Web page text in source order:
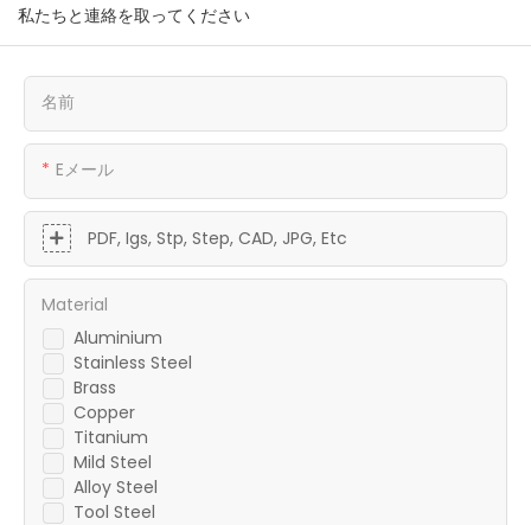
私たちと連絡を取ってください
名前
Eメール
PDF, Igs, Stp, Step, CAD, JPG, Etc
Aluminium
Stainless Steel
Brass
Copper
Titanium
Mild Steel
Alloy Steel
Tool Steel
Material